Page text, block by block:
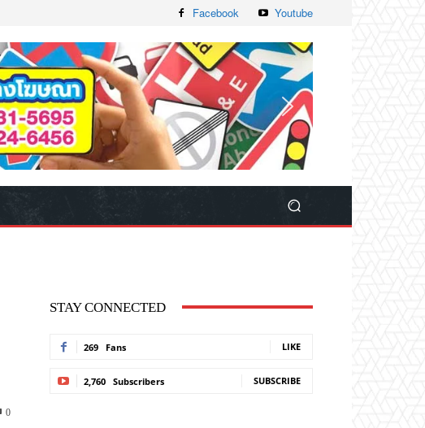
Facebook Youtube
0
STAY CONNECTED
269 Fans LIKE
2,760 Subscribers SUBSCRIBE